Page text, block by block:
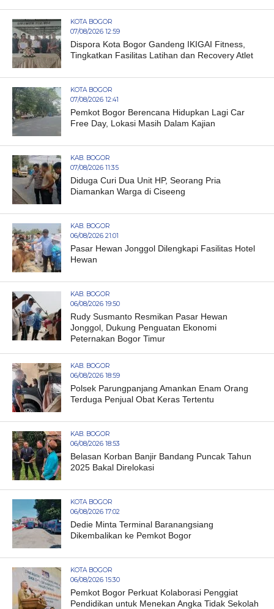
KOTA BOGOR
07/08/2026 12:59
Dispora Kota Bogor Gandeng IKIGAI Fitness,
Tingkatkan Fasilitas Latihan dan Recovery Atlet
KOTA BOGOR
07/08/2026 12:41
Pemkot Bogor Berencana Hidupkan Lagi Car
Free Day, Lokasi Masih Dalam Kajian
KAB. BOGOR
07/08/2026 11:35
Diduga Curi Dua Unit HP, Seorang Pria
Diamankan Warga di Ciseeng
KAB. BOGOR
06/08/2026 21:01
Pasar Hewan Jonggol Dilengkapi Fasilitas Hotel
Hewan
KAB. BOGOR
06/08/2026 19:50
Rudy Susmanto Resmikan Pasar Hewan
Jonggol, Dukung Penguatan Ekonomi
Peternakan Bogor Timur
KAB. BOGOR
06/08/2026 18:59
Polsek Parungpanjang Amankan Enam Orang
Terduga Penjual Obat Keras Tertentu
KAB. BOGOR
06/08/2026 18:53
Belasan Korban Banjir Bandang Puncak Tahun
2025 Bakal Direlokasi
KOTA BOGOR
06/08/2026 17:02
Dedie Minta Terminal Baranangsiang
Dikembalikan ke Pemkot Bogor
KOTA BOGOR
06/08/2026 15:30
Pemkot Bogor Perkuat Kolaborasi Penggiat
Pendidikan untuk Menekan Angka Tidak Sekolah